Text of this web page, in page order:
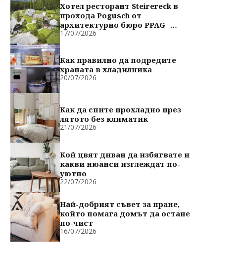
Хотел ресторант Steirereck в
прохода Pogusch от
архитектурно бюро PPAG -
духовно сродни
17/07/2026
Как правилно да подредите
храната в хладилника
20/07/2026
Как да спите прохладно през
лятото без климатик
21/07/2026
Кой цвят диван да избягвате и
какви нюанси изглеждат по-
уютно
22/07/2026
Най-добрият съвет за пране,
който помага домът да остане
по-чист
16/07/2026